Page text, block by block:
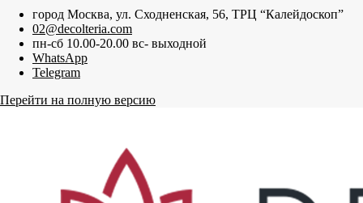
город Москва, ул. Сходненская, 56, ТРЦ “Калейдоскоп”
02@decolteria.com
пн-сб 10.00-20.00 вс- выходной
WhatsApp
Telegram
Перейти на полную версию